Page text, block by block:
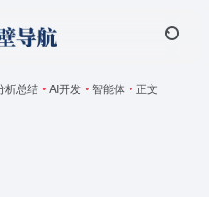
析总结 • AI开发 • 智能体 • 正文